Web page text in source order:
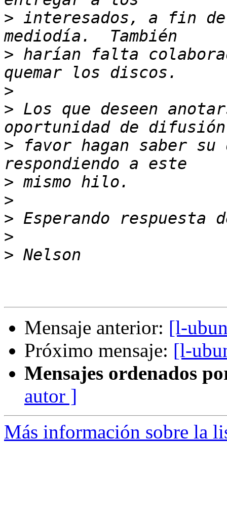
> interesados, a fin
> harían falta
>
> Los que deseen
> favor hagan saber
>
>
>
>
>
Mensaje anterior: [l-
Próximo mensaje: [l-
Mensajes ordenados
autor ]
Más información sobre la